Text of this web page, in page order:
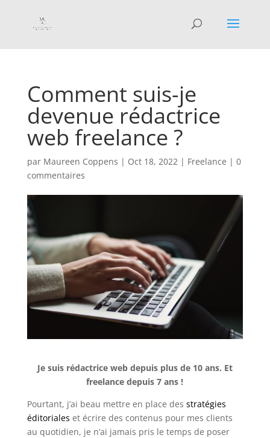
Comment suis-je
devenue rédactrice
web freelance ?
par Maureen Coppens | Oct 18, 2022| Freelance | 0
commentaires
Je suis rédactrice web depuis plus de 10 ans. Et
freelance depuis 7 ans !
Pourtant, j’ai beau mettre en place des stratégies
éditoriales et écrire des contenus pour mes clients
au quotidien, je n’ai jamais pris le temps de poser